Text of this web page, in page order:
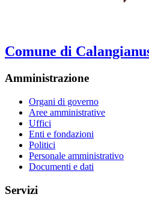
Comune di
Amministrazione
Organi di governo
Aree amministrative
Uffici
Enti e fondazioni
Politici
Personale amministrativo
Documenti e dati
Servizi